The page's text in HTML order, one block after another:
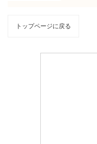
トップページに戻る